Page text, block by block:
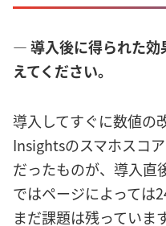
― 導入後に得られた効
えてください。
導入してすぐに数値の
Insightsのスマホスコ
だったものが、導入直
ではページによっては
まだ課題は残っていま